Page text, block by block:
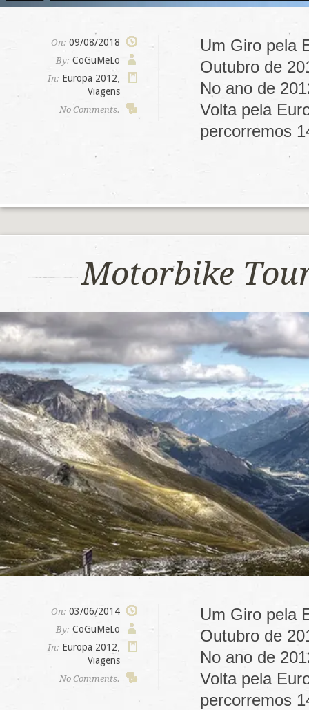
On: 09/08/2018
By: CoGuMeLo
In: Europa 2012
Viagens
No Comments.
Um Giro pela
Outubro de
No ano de
Volta pela
percorremos
Motorbike
On: 03/06/2014
By: CoGuMeLo
In: Europa 2012
Viagens
No Comments.
Um Giro pela
Outubro de
No ano de
Volta pela
percorremos